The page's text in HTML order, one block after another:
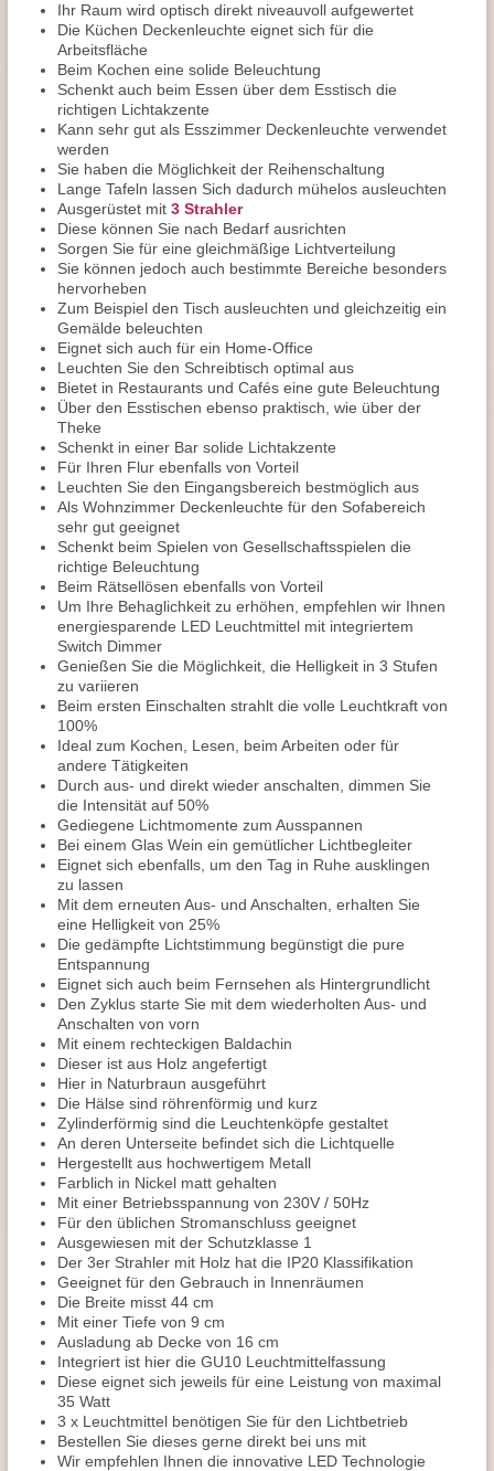
Ihr Raum wird optisch direkt niveauvoll aufgewertet
Die Küchen Deckenleuchte eignet sich für die
Arbeitsfläche
Beim Kochen eine solide Beleuchtung
Schenkt auch beim Essen über dem Esstisch die
richtigen Lichtakzente
Kann sehr gut als Esszimmer Deckenleuchte verwendet
werden
Sie haben die Möglichkeit der Reihenschaltung
Lange Tafeln lassen Sich dadurch mühelos ausleuchten
Ausgerüstet mit 3 Strahler
Diese können Sie nach Bedarf ausrichten
Sorgen Sie für eine gleichmäßige Lichtverteilung
Sie können jedoch auch bestimmte Bereiche besonders
hervorheben
Zum Beispiel den Tisch ausleuchten und gleichzeitig ein
Gemälde beleuchten
Eignet sich auch für ein Home-Office
Leuchten Sie den Schreibtisch optimal aus
Bietet in Restaurants und Cafés eine gute Beleuchtung
Über den Esstischen ebenso praktisch, wie über der
Theke
Schenkt in einer Bar solide Lichtakzente
Für Ihren Flur ebenfalls von Vorteil
Leuchten Sie den Eingangsbereich bestmöglich aus
Als Wohnzimmer Deckenleuchte für den Sofabereich
sehr gut geeignet
Schenkt beim Spielen von Gesellschaftsspielen die
richtige Beleuchtung
Beim Rätsellösen ebenfalls von Vorteil
Um Ihre Behaglichkeit zu erhöhen, empfehlen wir Ihnen
energiesparende LED Leuchtmittel mit integriertem
Switch Dimmer
Genießen Sie die Möglichkeit, die Helligkeit in 3 Stufen
zu variieren
Beim ersten Einschalten strahlt die volle Leuchtkraft von
100%
Ideal zum Kochen, Lesen, beim Arbeiten oder für
andere Tätigkeiten
Durch aus- und direkt wieder anschalten, dimmen Sie
die Intensität auf 50%
Gediegene Lichtmomente zum Ausspannen
Bei einem Glas Wein ein gemütlicher Lichtbegleiter
Eignet sich ebenfalls, um den Tag in Ruhe ausklingen
zu lassen
Mit dem erneuten Aus- und Anschalten, erhalten Sie
eine Helligkeit von 25%
Die gedämpfte Lichtstimmung begünstigt die pure
Entspannung
Eignet sich auch beim Fernsehen als Hintergrundlicht
Den Zyklus starte Sie mit dem wiederholten Aus- und
Anschalten von vorn
Mit einem rechteckigen Baldachin
Dieser ist aus Holz angefertigt
Hier in Naturbraun ausgeführt
Die Hälse sind röhrenförmig und kurz
Zylinderförmig sind die Leuchtenköpfe gestaltet
An deren Unterseite befindet sich die Lichtquelle
Hergestellt aus hochwertigem Metall
Farblich in Nickel matt gehalten
Mit einer Betriebsspannung von 230V / 50Hz
Für den üblichen Stromanschluss geeignet
Ausgewiesen mit der Schutzklasse 1
Der 3er Strahler mit Holz hat die IP20 Klassifikation
Geeignet für den Gebrauch in Innenräumen
Die Breite misst 44 cm
Mit einer Tiefe von 9 cm
Ausladung ab Decke von 16 cm
Integriert ist hier die GU10 Leuchtmittelfassung
Diese eignet sich jeweils für eine Leistung von maximal
35 Watt
3 x Leuchtmittel benötigen Sie für den Lichtbetrieb
Bestellen Sie dieses gerne direkt bei uns mit
Wir empfehlen Ihnen die innovative LED Technologie